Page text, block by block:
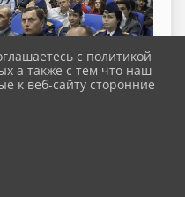
с политикой
а также с тем что наш
к веб-сайту сторонние